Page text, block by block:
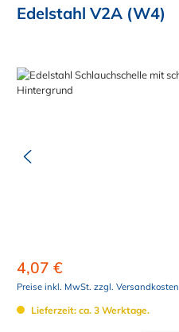
Edelstahl V2A (W4)
Bildergalerie überspringen
4,07 €
Preise inkl. MwSt. zzgl. Versandkosten
Lieferzeit: ca. 3 Werktage.